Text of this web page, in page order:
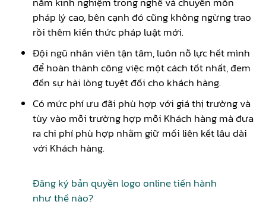
pháp lý cao, bên cạnh đó cũng không ngừng trao
rồi thêm kiến thức pháp luật mới.
Đội ngũ nhân viên tận tâm, luôn nỗ lực hết mình
để hoàn thành công việc một cách tốt nhất, đem
đến sự hài lòng tuyệt đối cho khách hàng.
Có mức phí ưu đãi phù hợp với giá thị trường và
tùy vào mỗi trường hợp mỗi Khách hàng mà đưa
ra chi phí phù hợp nhằm giữ mối liên kết lâu dài
với Khách hàng.
Đăng ký bản quyền logo online tiến hành
như thế nào?